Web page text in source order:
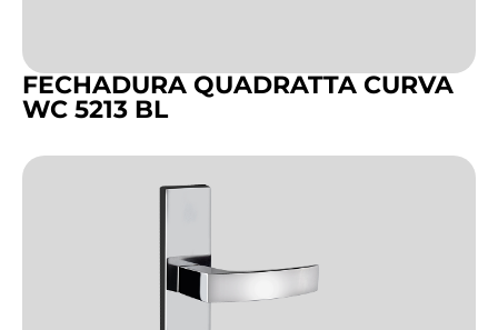
FECHADURA QUADRATTA CURVA
WC 5213 BL